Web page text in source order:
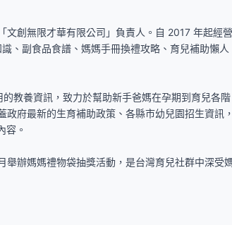
文創無限才華有限公司」負責人。自 2017 年起經營
、副食品食譜、媽媽手冊換禮攻略、育兒補助懶人
教養資訊，致力於幫助新手爸媽在孕期到育兒各階
府最新的生育補助政策、各縣市幼兒園招生資訊
容。
舉辦媽媽禮物袋抽獎活動，是台灣育兒社群中深受